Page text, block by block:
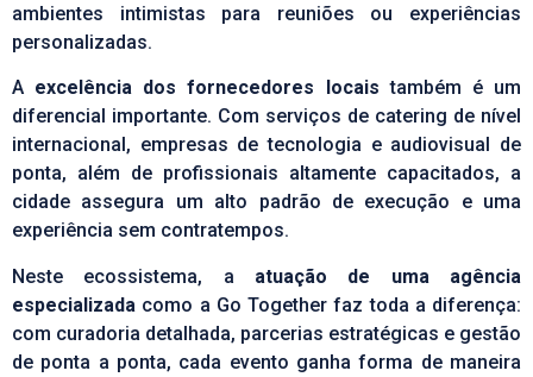
ambientes intimistas para reuniões ou experiências
personalizadas.
A excelência dos fornecedores locaistambém é um
diferencial importante. Com serviços de catering de nível
internacional, empresas de tecnologia e audiovisual de
ponta, além de profissionais altamente capacitados, a
cidade assegura um alto padrão de execução e uma
experiência sem contratempos.
Neste ecossistema, a atuação de uma agência
especializada como a Go Together faz toda a diferença:
com curadoria detalhada, parcerias estratégicas e gestão
de ponta a ponta, cada evento ganha forma de maneira